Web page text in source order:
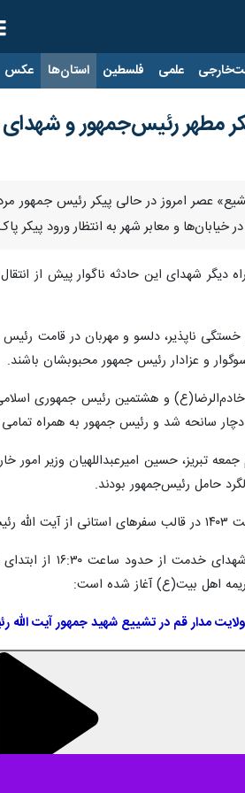
علمی فلسطین استان‌ها عکس
مطهر رئیس‌جمهور و
عصر امروز در حالی پیکر رئیس
و معابر شهر به انتظار ورود پیکر
دیگر شهدای این حادثه ناگوار پیش از
خستگی ناپذیر، دلسو و مهربان در قامت
و عزادار رئیس جمهور محبوبشان باشند.
سانحه شد و رئیس جمهور به همراه
جمعه تبریز، حسین امیرعبداللهیان وزیر
حامل رئیس‌جمهور بودند.
کرد.
اهل بیت(ع) آغاز شده است:
مدار قم در تشییع شهید جمهور آیت الله